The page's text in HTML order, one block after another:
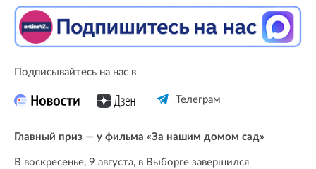
Подписывайтесь на нас в
Телеграм
Главный приз — у фильма «За нашим домом сад»
В воскресенье, 9 августа, в Выборге завершился